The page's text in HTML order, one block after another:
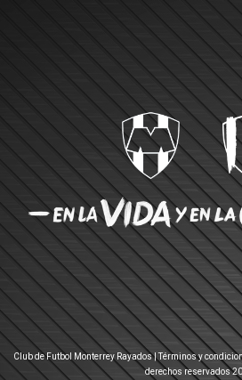
Club de Futbol Monterrey Rayados |Términos y
derechos reservados